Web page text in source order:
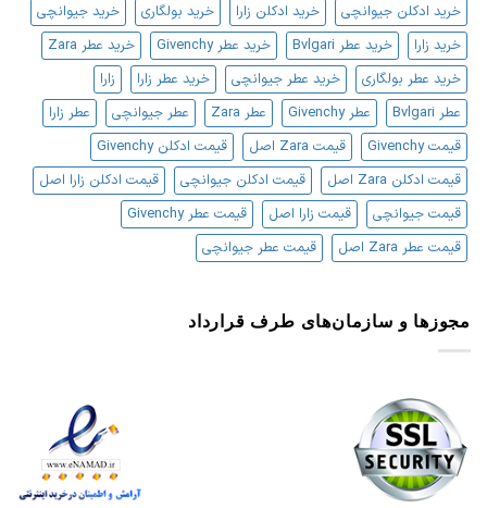
خرید ادکلن جیوانچی
خرید ادکلن زارا خرید بولگاری
خرید جیوانچی
خرید زارا
خرید عطر Bvlgari خرید عطر Givenchy
خرید عطر Zara
خرید عطر بولگاری
خرید عطر جیوانچی خرید عطر زارا
زارا
عطر Bvlgari
عطر Givenchy عطر Zara عطر جیوانچی
عطر زارا
قیمت Givenchy
قیمت Zara اصل
قیمت ادکلن Givenchy
قیمت ادکلن Zara اصل
قیمت ادکلن جیوانچی
قیمت ادکلن زارا اصل
قیمت جیوانچی
قیمت زارا اصل
قیمت عطر Givenchy
قیمت عطر Zara اصل
قیمت عطر جیوانچی
مجوزها و سازمان‌های طرف قرارداد